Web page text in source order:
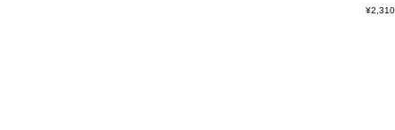
¥2,310